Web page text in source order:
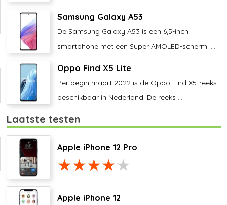
Samsung Galaxy A53
De Samsung Galaxy A53 is een 6,5-inch
smartphone met een Super AMOLED-scherm. ...
Oppo Find X5 Lite
Per begin maart 2022 is de Oppo Find X5-reeks
beschikbaar in Nederland. De reeks ...
Laatste testen
Apple iPhone 12 Pro
Apple iPhone 12